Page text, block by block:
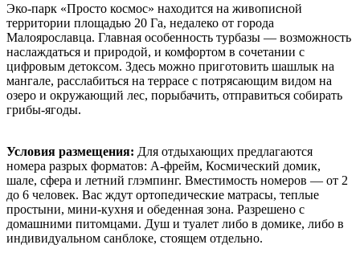
Эко-парк «Просто космос» находится на живописной
территории площадью 20 Га, недалеко от города
Малоярославца. Главная особенность турбазы — возможность
наслаждаться и природой, и комфортом в сочетании с
цифровым детоксом. Здесь можно приготовить шашлык на
мангале, расслабиться на террасе с потрясающим видом на
озеро и окружающий лес, порыбачить, отправиться собирать
грибы-ягоды.
Условия размещения: Для отдыхающих предлагаются
номера разрых форматов: А-фрейм, Космический домик,
шале, сфера и летний глэмпинг. Вместимость номеров — от 2
до 6 человек. Вас ждут ортопедические матрасы, теплые
простыни, мини-кухня и обеденная зона. Разрешено с
домашними питомцами. Душ и туалет либо в домике, либо в
индивидуальном санблоке, стоящем отдельно.